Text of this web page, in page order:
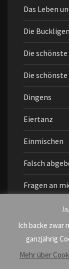
Das Leben
Die Buckligen
Die
Die
Dingens
Eiertanz
Einmischen
Falsch
Fragen an
Freundschaft
grenzenlos
Helferlein
Ich backe zwar
ganzjährig
Mehr über